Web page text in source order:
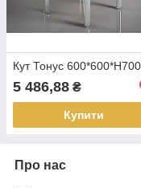
Кут Тонус 600*600*Н700
5 486,88 ₴
Купити
Про нас